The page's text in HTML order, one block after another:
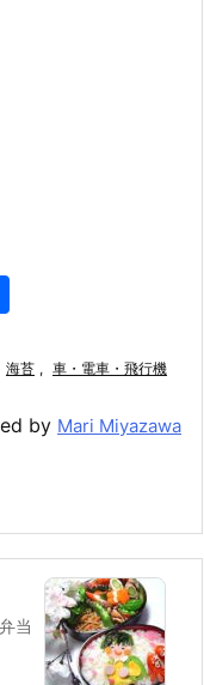
海苔 , 車・電車・飛行機
by Mari Miyazawa
当